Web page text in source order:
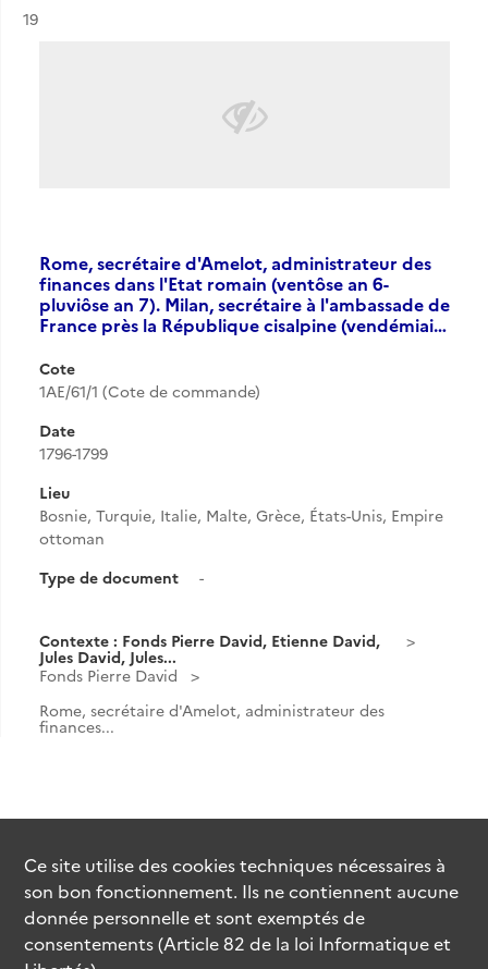
Résultat n°
19
Rome, secrétaire d'Amelot, administrateur des
finances dans l'Etat romain (ventôse an 6-
pluviôse an 7). Milan, secrétaire à l'ambassade de
France près la République cisalpine (vendémiai…
Cote
1AE/61/1 (Cote de commande)
Date
1796-1799
Lieu
Bosnie, Turquie, Italie, Malte, Grèce, États-Unis, Empire
ottoman
Type de document
-
Contexte : Fonds Pierre David, Etienne David,
Jules David, Jules...
Fonds Pierre David
Rome, secrétaire d'Amelot, administrateur des
finances...
Ce site utilise descookiestechniques nécessaires à
son bon fonctionnement. Ils ne contiennent aucune
donnée personnelle et sont exemptés de
consentements (Article 82 de la loi Informatique et